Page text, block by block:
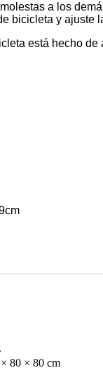
a los
bicicleta y
está hecho
80 × 80 cm